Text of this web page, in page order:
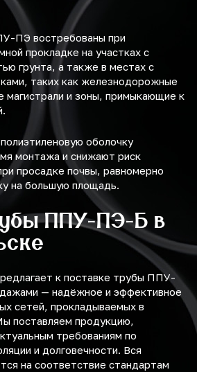
ПЭ востребованы при
прокладке на участках с
грунта, а также в местах с
таких как железнодорожные
магистрали и зоны, примыкающие к
оболочку
монтажа и снижают риск
просадке почвы, равномерно
на большую площадь.
ППУ-ПЭ-Б в
к поставке трубы ППУ-
— надёжное и эффективное
сетей, прокладываемых в
поставляем продукцию,
требованиям по
и долговечности. Вся
на соответствие стандартам